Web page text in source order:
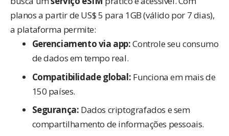
planos a partir de US$ 5 para 1GB (válido por 7 dias),
a plataforma permite:
Gerenciamento via app:Controle seu consumo
de dados em tempo real.
Compatibilidade global: Funciona em mais de
150 países.
Segurança: Dados criptografados e sem
compartilhamento de informações pessoais.